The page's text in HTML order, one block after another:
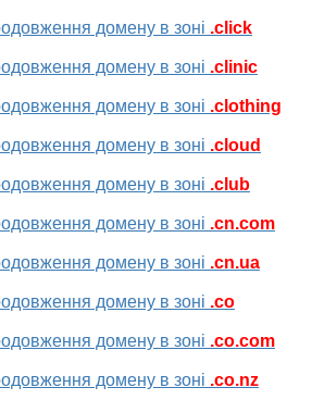
домену в зоні .click
домену в зоні .clinic
домену в зоні .clothing
домену в зоні .cloud
домену в зоні .club
домену в зоні .cn.com
домену в зоні .cn.ua
домену в зоні .co
домену в зоні .co.com
домену в зоні .co.nz